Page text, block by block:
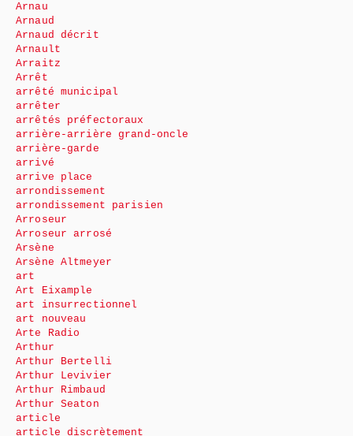
Arnau
Arnaud
Arnaud décrit
Arnault
Arraitz
Arrêt
arrêté municipal
arrêter
arrêtés préfectoraux
arrière-arrière grand-oncle
arrière-garde
arrivé
arrive place
arrondissement
arrondissement parisien
Arroseur
Arroseur arrosé
Arsène
Arsène Altmeyer
art
Art Eixample
art insurrectionnel
art nouveau
Arte Radio
Arthur
Arthur Bertelli
Arthur Levivier
Arthur Rimbaud
Arthur Seaton
article
article discrètement